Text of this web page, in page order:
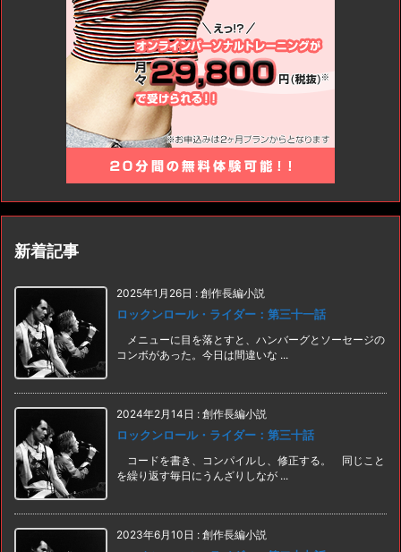
新着記事
2025年1月26日 : 創作長編小説
ロックンロール・ライダー：第三十一話
メニューに目を落とすと、ハンバーグとソーセージの
コンボがあった。今日は間違いな ...
2024年2月14日 : 創作長編小説
ロックンロール・ライダー：第三十話
コードを書き、コンパイルし、修正する。 同じこと
を繰り返す毎日にうんざりしなが ...
2023年6月10日 : 創作長編小説